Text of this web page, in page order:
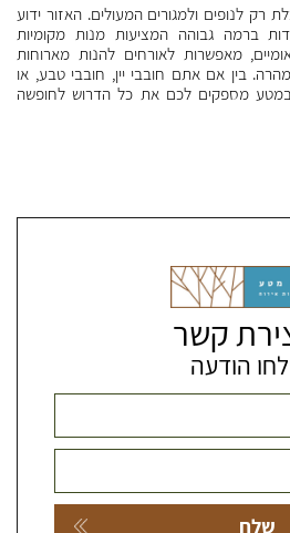
לנופים ולמגורים המעולים. האזור ידוע
ברמה גבוהה המציעות מנות מקומיות
מאפשרות לאורחים להנות מארוחות
בין אם אתם חובבי יין, חובבי טבע, או
במטע מספקים לכם את כל הדרוש לחופשה
קשר
הודעה